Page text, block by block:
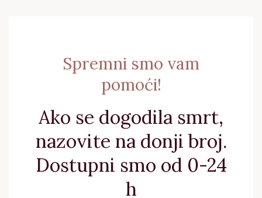
Spremni smo vam
pomoći!
Ako se dogodila smrt,
nazovite na donji broj.
Dostupni smo od 0-24
h